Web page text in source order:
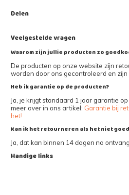
Delen
Veelgestelde vragen
Waarom zijn jullie producten zo
De producten op onze website zijn
worden door ons gecontroleerd en zijn
Heb ik garantie op de producten?
Ja, je krijgt standaard 1 jaar garantie
meer over in ons artikel: Garantie bij
het!
Kan ik het retourneren als het niet
Ja, dat kan binnen 14 dagen na
Handige links